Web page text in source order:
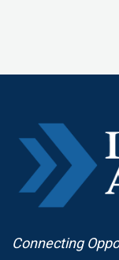
Connecting